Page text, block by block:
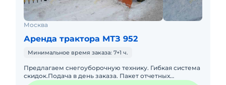
Москва
Аренда трактора МТЗ 952
Минимальное время заказа: 7+1 ч.
Предлагаем снегоуборочную технику. Гибкая система
скидок.Подача в день заказа. Пакет отчетных